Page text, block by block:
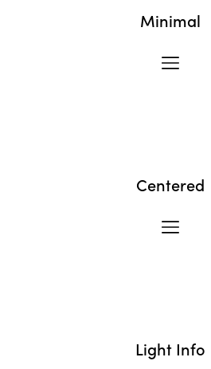
Minimal
Centered
Light Info